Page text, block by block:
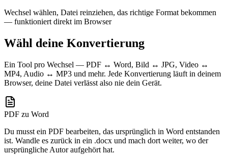
Wechsel wählen, Datei reinziehen, das richtige Format bekommen
— funktioniert direkt im Browser
Wähl deine Konvertierung
Ein Tool pro Wechsel — PDF ↔ Word, Bild ↔ JPG, Video ↔
MP4, Audio ↔ MP3 und mehr. Jede Konvertierung läuft in deinem
Browser, deine Datei verlässt also nie dein Gerät.
PDF zu Word
Du musst ein PDF bearbeiten, das ursprünglich in Word entstanden
ist. Wandle es zurück in ein .docx und mach dort weiter, wo der
ursprüngliche Autor aufgehört hat.